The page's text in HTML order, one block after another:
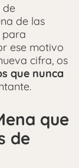
de
de las
para
ese motivo
cifra, os
que nunca
que
de